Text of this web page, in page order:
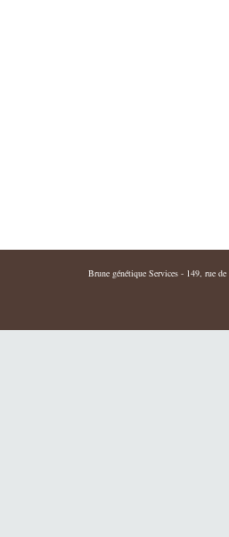
Brune génétique Services - 149, rue